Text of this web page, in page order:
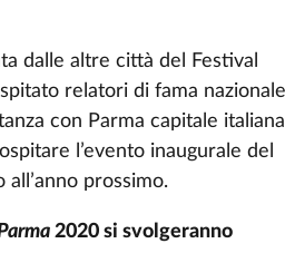
dalle altre città del Festival
relatori di fama
con Parma capitale italiana
l’evento inaugurale del
prossimo.
2020 si svolgeranno